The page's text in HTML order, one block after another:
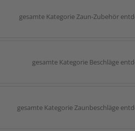
gesamte Kategorie Zaun-Zubehör
gesamte Kategorie Beschläge
gesamte Kategorie Zaunbeschläge